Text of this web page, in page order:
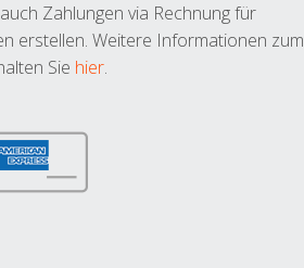
Zahlungen via Rechnung für
erstellen. Weitere Informationen zum
Sie hier.